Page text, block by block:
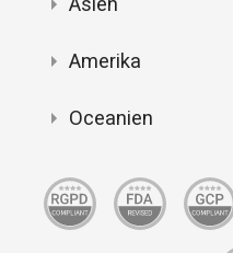
Amerika
Oceanien